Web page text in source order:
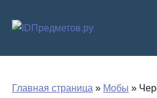
Главная страница » Мобы »